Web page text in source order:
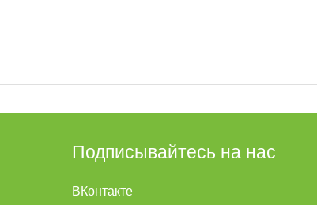
Подписывайтесь на нас
ВКонтакте